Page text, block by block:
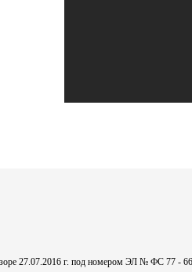
27.07.2016 г. под номером ЭЛ № ФС 77